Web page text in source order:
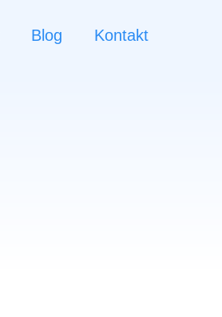
Blog Kontakt